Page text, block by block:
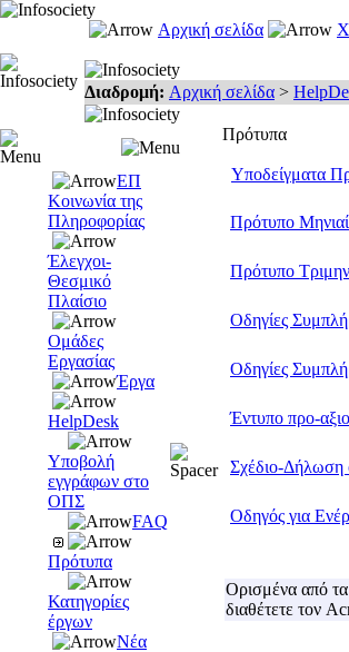
Αρχική σελίδα
Διαδρομή: Αρχική σελίδα >
ΕΠ
Κοινωνία της
Πληροφορίας
Έλεγχοι-
Θεσμικό
Πλαίσιο
Ομάδες
Εργασίας
Έργα
HelpDesk
Υποβολή
εγγράφων στο
ΟΠΣ
FAQ
Πρότυπα
Κατηγορίες
έργων
Νέα
Πρότυπα
Υποδείγματα
Πρότυπο
Πρότυπο
Οδηγίες
Οδηγίες
Έντυπο προ-
Σχέδιο-Δήλωση
Οδηγός για
Ορισμένα από τα
διαθέτετε τον